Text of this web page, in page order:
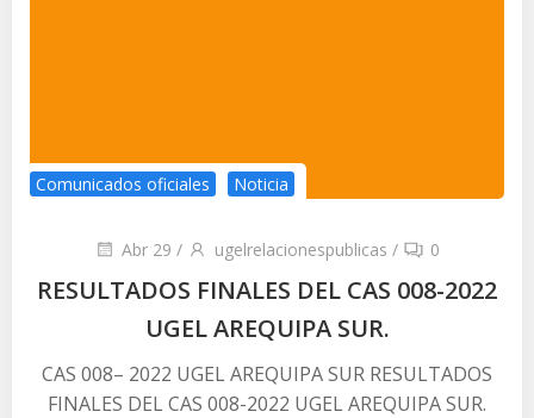
Comunicados oficiales Noticia
Abr 29 / ugelrelacionespublicas / 0
RESULTADOS FINALES DEL CAS 008-2022
UGEL AREQUIPA SUR.
CAS 008– 2022 UGEL AREQUIPA SUR RESULTADOS
FINALES DEL CAS 008-2022 UGEL AREQUIPA SUR.